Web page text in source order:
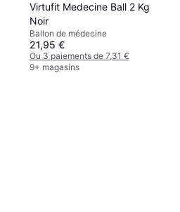
Virtufit Medecine Ball 2 Kg
Noir
Ballon de médecine
21,95 €
Ou 3 paiements de 7,31 €
9+ magasins